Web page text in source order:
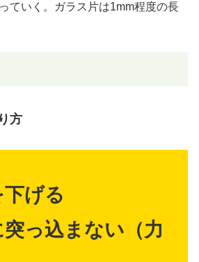
ていく。ガラス片は1mm程度の長
方
下げる
突っ込まない（力